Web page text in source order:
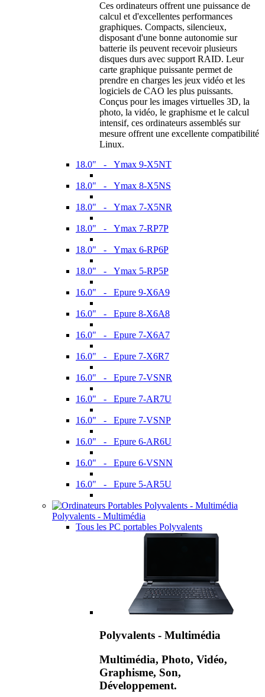
Ces ordinateurs offrent une puissance de
calcul et d'excellentes performances
graphiques. Compacts, silencieux,
disposant d'une bonne autonomie sur
batterie ils peuvent recevoir plusieurs
disques durs avec support RAID. Leur
carte graphique puissante permet de
prendre en charges les jeux vidéo et les
logiciels de CAO les plus puissants.
Conçus pour les images virtuelles 3D, la
photo, la vidéo, le graphisme et le calcul
intensif, ces ordinateurs assemblés sur
mesure offrent une excellente compatibilité
Linux.
18.0" - Ymax 9-X5NT
18.0" - Ymax 8-X5NS
18.0" - Ymax 7-X5NR
18.0" - Ymax 7-RP7P
18.0" - Ymax 6-RP6P
18.0" - Ymax 5-RP5P
16.0" - Epure 9-X6A9
16.0" - Epure 8-X6A8
16.0" - Epure 7-X6A7
16.0" - Epure 7-X6R7
16.0" - Epure 7-VSNR
16.0" - Epure 7-AR7U
16.0" - Epure 7-VSNP
16.0" - Epure 6-AR6U
16.0" - Epure 6-VSNN
16.0" - Epure 5-AR5U
Polyvalents - Multimédia
Tous les PC portables Polyvalents
Polyvalents - Multimédia
Multimédia, Photo, Vidéo,
Graphisme, Son,
Développement.